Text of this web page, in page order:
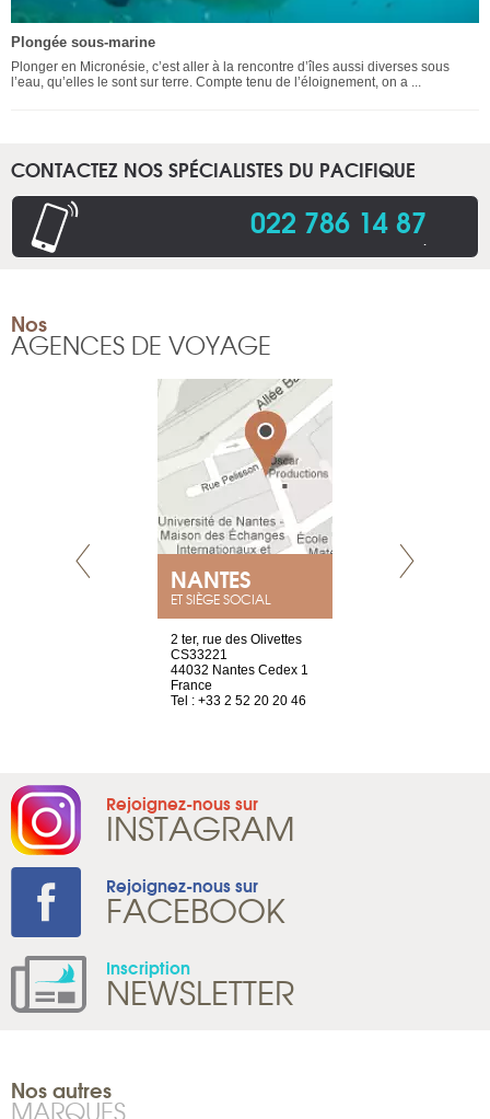
Plongée sous-marine
Plonger en Micronésie, c’est aller à la rencontre d’îles aussi diverses sous
l’eau, qu’elles le sont sur terre. Compte tenu de l’éloignement, on a ...
CONTACTEZ NOS SPÉCIALISTES DU PACIFIQUE
022 786 14 87.
Nos
AGENCES DE VOYAGE
NANTES
ET SIÈGE SOCIAL
2 ter, rue des Olivettes
CS33221
44032 Nantes Cedex 1
France
Tel : +33 2 52 20 20 46
Rejoignez-nous sur
INSTAGRAM
Rejoignez-nous sur
FACEBOOK
Inscription
NEWSLETTER
Nos autres
MARQUES